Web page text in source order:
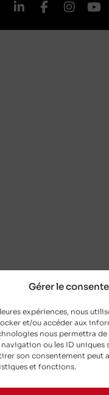
Gérer le
expériences, nous
et/ou accéder aux
nous permettra
ou les ID uniques
son consentement peut
et fonctions.